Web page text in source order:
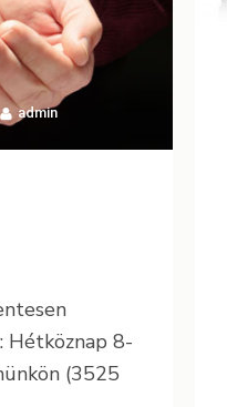
admin
Hétköznap 8-
(3525